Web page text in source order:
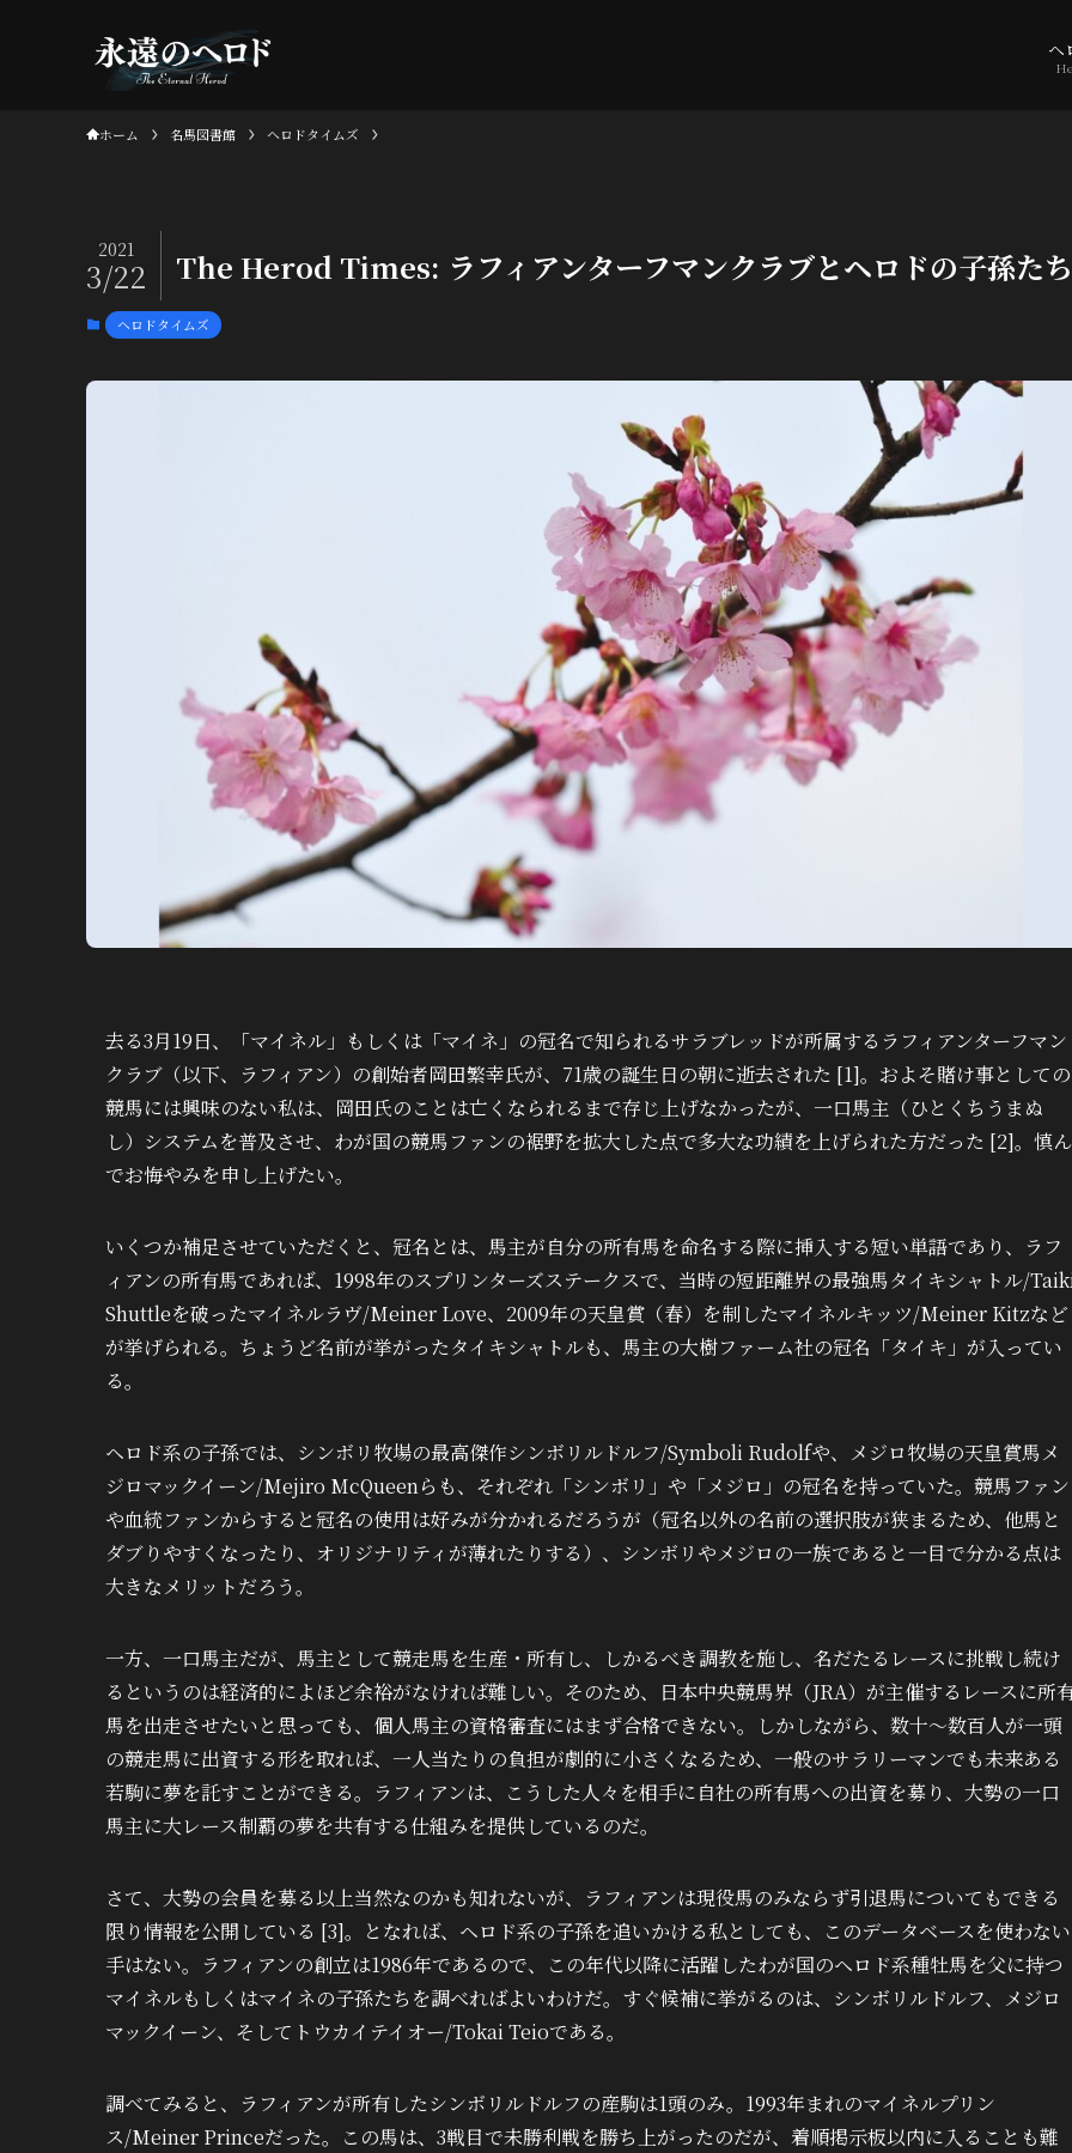
ヘ
ホーム 名馬図書館 ヘロドタイムズ
The Herod Times: ラフィアンターフマンクラブとヘロドの子孫たち
2021
3/22
ヘロドタイムズ
去る3月19日、「マイネル」もしくは「マイネ」の冠名で知られるサラブレッドが所属するラフィアンターフマン
クラブ（以下、ラフィアン）の創始者岡田繁幸氏が、71歳の誕生日の朝に逝去された [1]。およそ賭け事としての
競馬には興味のない私は、岡田氏のことは亡くなられるまで存じ上げなかったが、一口馬主（ひとくちうまぬ
し）システムを普及させ、わが国の競馬ファンの裾野を拡大した点で多大な功績を上げられた方だった [2]。慎ん
でお悔やみを申し上げたい。
いくつか補足させていただくと、冠名とは、馬主が自分の所有馬を命名する際に挿入する短い単語であり、ラフ
ィアンの所有馬であれば、1998年のスプリンターズステークスで、当時の短距離界の最強馬タイキシャトル/
Shuttleを破ったマイネルラヴ/Meiner Love、2009年の天皇賞（春）を制したマイネルキッツ/Meiner Kitzなど
が挙げられる。ちょうど名前が挙がったタイキシャトルも、馬主の大樹ファーム社の冠名「タイキ」が入ってい
る。
ヘロド系の子孫では、シンボリ牧場の最高傑作シンボリルドルフ/Symboli Rudolfや、メジロ牧場の天皇賞馬メ
ジロマックイーン/Mejiro McQueenらも、それぞれ「シンボリ」や「メジロ」の冠名を持っていた。競馬ファン
や血統ファンからすると冠名の使用は好みが分かれるだろうが（冠名以外の名前の選択肢が狭まるため、他馬と
ダブりやすくなったり、オリジナリティが薄れたりする）、シンボリやメジロの一族であると一目で分かる点は
大きなメリットだろう。
一方、一口馬主だが、馬主として競走馬を生産・所有し、しかるべき調教を施し、名だたるレースに挑戦し続け
るというのは経済的によほど余裕がなければ難しい。そのため、日本中央競馬界（JRA）が主催するレースに所
馬を出走させたいと思っても、個人馬主の資格審査にはまず合格できない。しかしながら、数十～数百人が一頭
の競走馬に出資する形を取れば、一人当たりの負担が劇的に小さくなるため、一般のサラリーマンでも未来ある
若駒に夢を託すことができる。ラフィアンは、こうした人々を相手に自社の所有馬への出資を募り、大勢の一口
馬主に大レース制覇の夢を共有する仕組みを提供しているのだ。
さて、大勢の会員を募る以上当然なのかも知れないが、ラフィアンは現役馬のみならず引退馬についてもできる
限り情報を公開している [3]。となれば、ヘロド系の子孫を追いかける私としても、このデータベースを使わない
手はない。ラフィアンの創立は1986年であるので、この年代以降に活躍したわが国のヘロド系種牡馬を父に持つ
マイネルもしくはマイネの子孫たちを調べればよいわけだ。すぐ候補に挙がるのは、シンボリルドルフ、メジロ
マックイーン、そしてトウカイテイオー/Tokai Teioである。
調べてみると、ラフィアンが所有したシンボリルドルフの産駒は1頭のみ。1993年まれのマイネルプリン
ス/Meiner Princeだった。この馬は、3戦目で未勝利戦を勝ち上がったのだが、着順掲示板以内に入ることも難